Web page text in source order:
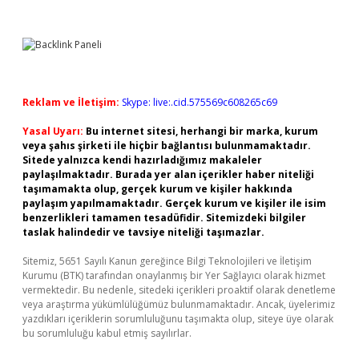
Reklam ve İletişim: Skype: live:.cid.575569c608265c69
Yasal Uyarı: Bu internet sitesi, herhangi bir marka, kurum
veya şahıs şirketi ile hiçbir bağlantısı bulunmamaktadır.
Sitede yalnızca kendi hazırladığımız makaleler
paylaşılmaktadır. Burada yer alan içerikler haber niteliği
taşımamakta olup, gerçek kurum ve kişiler hakkında
paylaşım yapılmamaktadır. Gerçek kurum ve kişiler ile isim
benzerlikleri tamamen tesadüfidir. Sitemizdeki bilgiler
taslak halindedir ve tavsiye niteliği taşımazlar.
Sitemiz, 5651 Sayılı Kanun gereğince Bilgi Teknolojileri ve İletişim
Kurumu (BTK) tarafından onaylanmış bir Yer Sağlayıcı olarak hizmet
vermektedir. Bu nedenle, sitedeki içerikleri proaktif olarak denetleme
veya araştırma yükümlülüğümüz bulunmamaktadır. Ancak, üyelerimiz
yazdıkları içeriklerin sorumluluğunu taşımakta olup, siteye üye olarak
bu sorumluluğu kabul etmiş sayılırlar.